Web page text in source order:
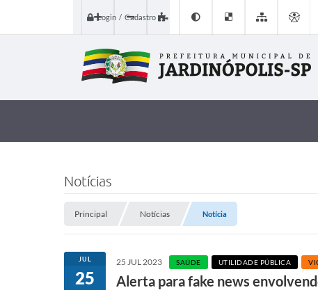
Login / Cadastro
Notícias
Principal Notícias Notícia
JUL
25
25 JUL 2023 SAÚDE UTILIDADE PÚBLICA
Alerta para fake news